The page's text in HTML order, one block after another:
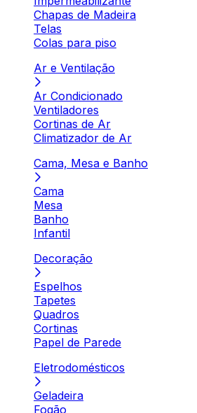
Chapas de Madeira
Telas
Colas para piso
Ar e Ventilação
Ar Condicionado
Ventiladores
Cortinas de Ar
Climatizador de Ar
Cama, Mesa e Banho
Cama
Mesa
Banho
Infantil
Decoração
Espelhos
Tapetes
Quadros
Cortinas
Papel de Parede
Eletrodomésticos
Geladeira
Fogão